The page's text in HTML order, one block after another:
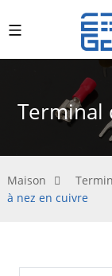
Terminal
Maison
à nez en cuivre